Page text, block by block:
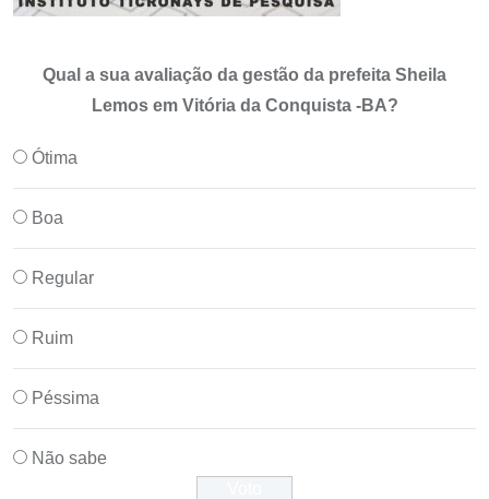
Qual a sua avaliação da gestão da prefeita Sheila
Lemos em Vitória da Conquista -BA?
Ótima
Boa
Regular
Ruim
Péssima
Não sabe